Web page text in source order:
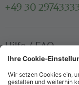
+49 30
Hilfe / FAQ
Die wichtigsten